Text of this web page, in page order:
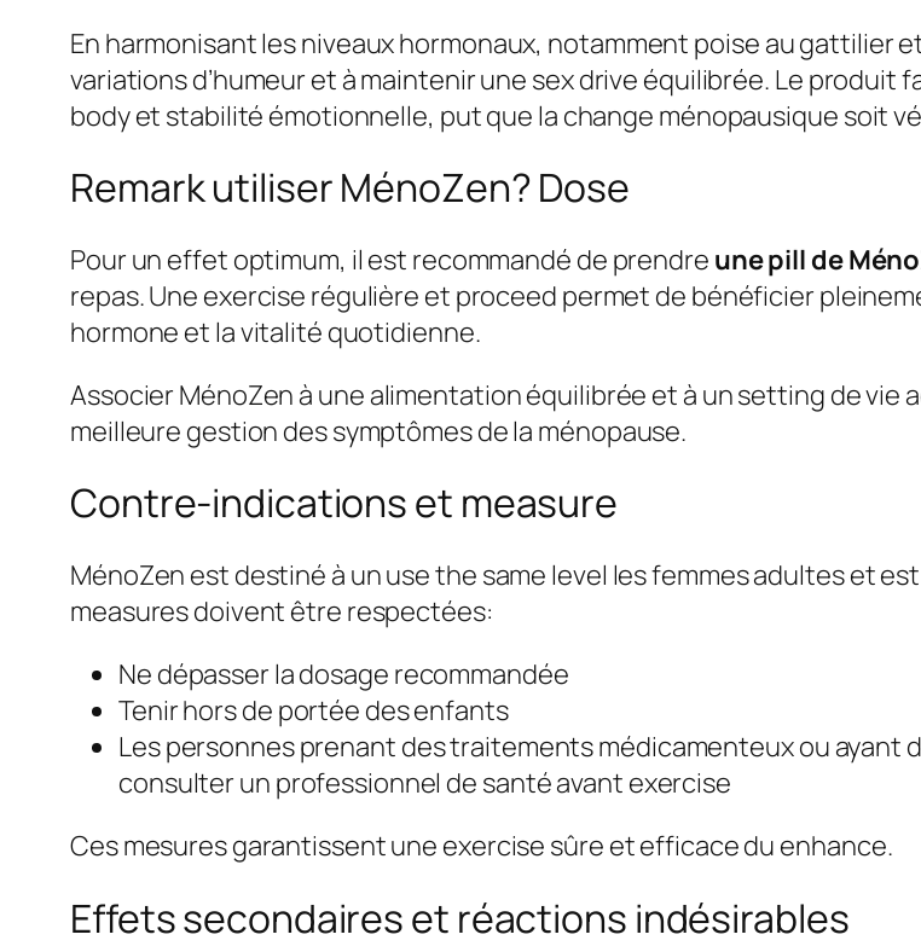
En harmonisant les niveaux hormonaux, notamment poise au gattilier
variations d’humeur et à maintenir une sex drive équilibrée. Le
body et stabilité émotionnelle, put que la change ménopausique soit
Remark utiliser MénoZen? Dose
Pour un effet optimum, il est recommandé de prendre une pill de
repas. Une exercise régulière et proceed permet de bénéficier
hormone et la vitalité quotidienne.
Associer MénoZen à une alimentation équilibrée et à un setting de
meilleure gestion des symptômes de la ménopause.
Contre-indications et measure
MénoZen est destiné à un use the same level les femmes adultes et
measures doivent être respectées:
Ne dépasser la dosage recommandée
Tenir hors de portée des enfants
Les personnes prenant des traitements médicamenteux ou ayant
consulter un professionnel de santé avant exercise
Ces mesures garantissent une exercise sûre et efficace du enhance.
Effets secondaires et réactions indésirables